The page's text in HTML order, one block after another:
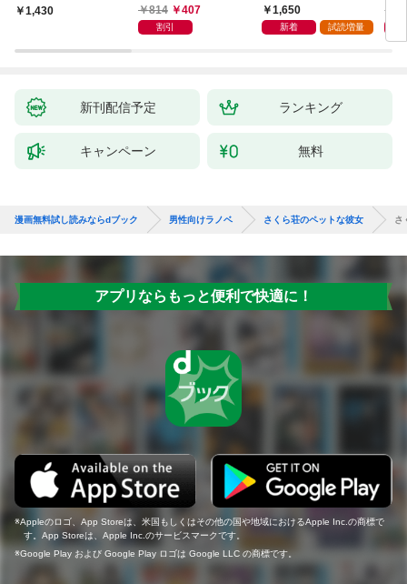
外楽しい領地改革〜
1,430
通い妻になって関係を
迫ってくる。
814 407
割引
のソロダンジョン攻略
記—
1,650
新着 試読増量
戻
し
新刊配信予定 ランキング
キャンペーン 無料
漫画無料試し読みならdブック 男性向けラノベ さくら荘のペットな彼女 さ
アプリならもっと便利で快適に！
Appleのロゴ、App Storeは、米国もしくはその他の国や地域におけるApple Inc.の商標で
す。App Storeは、Apple Inc.のサービスマークです。
Google Play および Google Play ロゴは Google LLC の商標です。